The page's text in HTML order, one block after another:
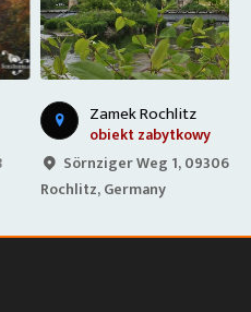
Zamek Rochlitz
obiekt zabytkowy
Sörnziger Weg 1, 09306
Rochlitz, Germany